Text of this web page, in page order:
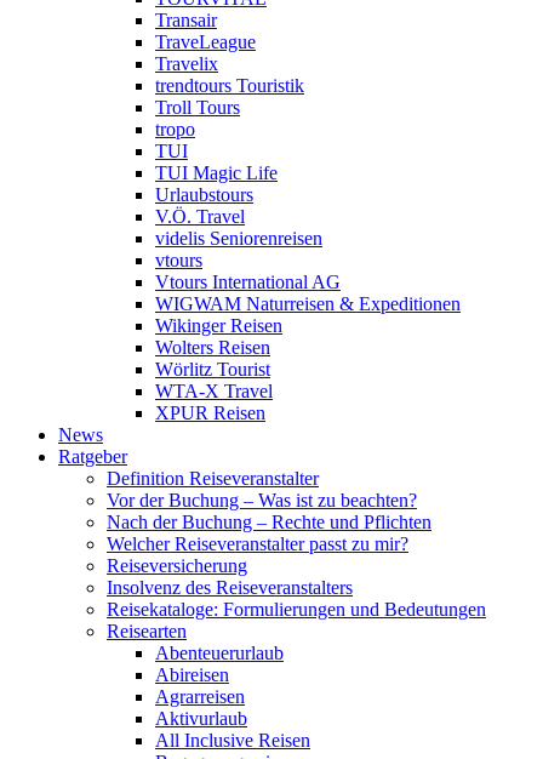
Transair
TraveLeague
Travelix
trendtours Touristik
Troll Tours
tropo
TUI
TUI Magic Life
Urlaubstours
V.Ö. Travel
videlis Seniorenreisen
vtours
Vtours International AG
WIGWAM Naturreisen & Expeditionen
Wikinger Reisen
Wolters Reisen
Wörlitz Tourist
WTA-X Travel
XPUR Reisen
News
Ratgeber
Definition Reiseveranstalter
Vor der Buchung – Was ist zu beachten?
Nach der Buchung – Rechte und Pflichten
Welcher Reiseveranstalter passt zu mir?
Reiseversicherung
Insolvenz des Reiseveranstalters
Reisekataloge: Formulierungen und Bedeutungen
Reisearten
Abenteuerurlaub
Abireisen
Agrarreisen
Aktivurlaub
All Inclusive Reisen